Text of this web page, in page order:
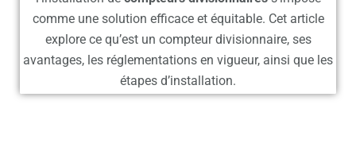
comme une solution efficace et équitable. Cet article
explore ce qu’est un compteur divisionnaire, ses
avantages, les réglementations en vigueur, ainsi que les
étapes d’installation.